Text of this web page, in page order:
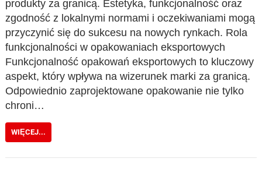
produkty za granicą. Estetyka, funkcjonalność oraz
zgodność z lokalnymi normami i oczekiwaniami mogą
przyczynić się do sukcesu na nowych rynkach. Rola
funkcjonalności w opakowaniach eksportowych
Funkcjonalność opakowań eksportowych to kluczowy
aspekt, który wpływa na wizerunek marki za granicą.
Odpowiednio zaprojektowane opakowanie nie tylko
chroni…
WIĘCEJ...